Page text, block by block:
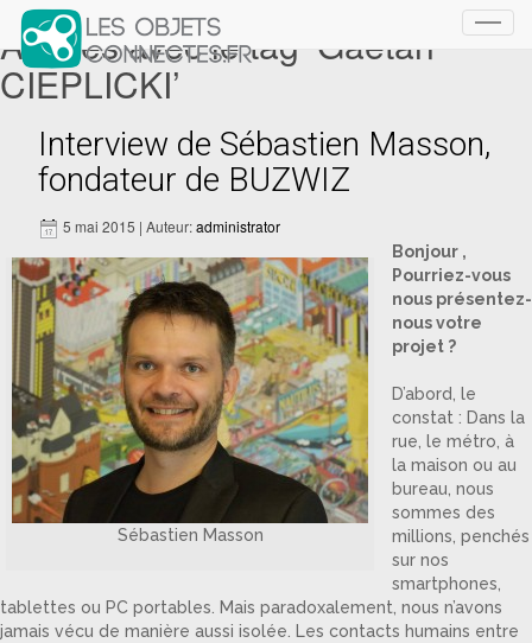
Articles avec le tag ‘Gaetan
CIEPLICKI’
Interview de Sébastien Masson,
fondateur de BUZWIZ
5 mai 2015 | Auteur:administrator
Sébastien Masson
Bonjour ,
Pourriez-vous
nous présentez-
nous votre
projet ?
D’abord, le
constat : Dans la
rue, le métro, à
la maison ou au
bureau, nous
sommes des
millions, penchés
sur nos
smartphones,
tablettes ou PC portables. Mais paradoxalement, nous n’avons
jamais vécu de manière aussi isolée. Les contacts humains entre